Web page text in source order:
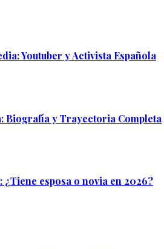
Youtuber y Activista Española
Biografía y Trayectoria Completa
esposa o novia en 2026?